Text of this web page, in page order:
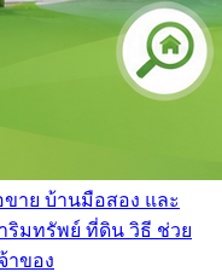
ขาย บ้านมือสอง และ
ริมทรัพย์ ที่ดิน วิธี ช่วย
าของ